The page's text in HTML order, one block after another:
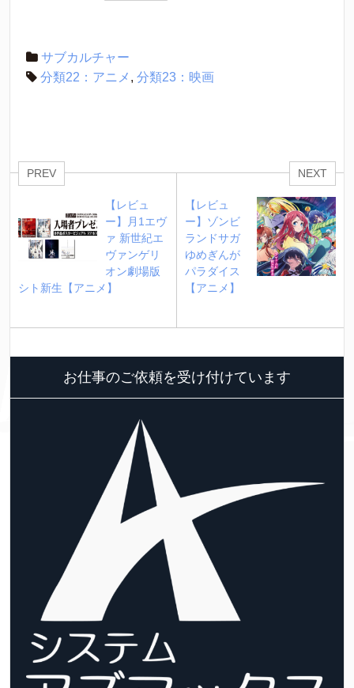
サブカルチャー
分類22：アニメ , 分類23：映画
PREV
【レビュ
ー】月1エヴ
ァ 新世紀エ
ヴァンゲリ
オン劇場版
シト新生【アニメ】
NEXT
【レビュ
ー】ゾンビ
ランドサガ
ゆめぎんが
パラダイス
【アニメ】
お仕事のご依頼を受け付けています